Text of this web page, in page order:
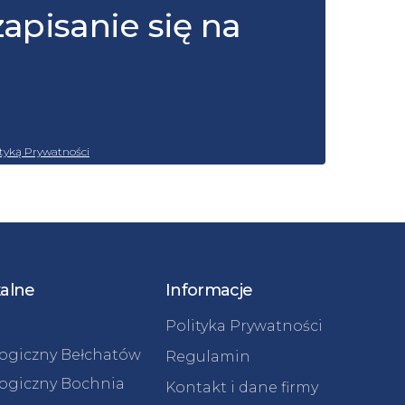
się na
Prywatności
Bełchatów
Bochnia
Informacje
Polityka Prywatności
Regulamin
Kontakt i dane firmy